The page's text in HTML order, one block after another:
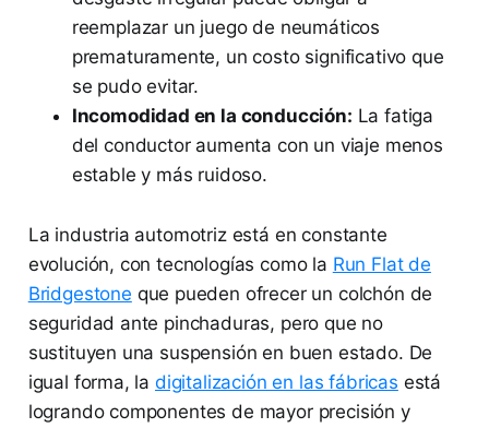
reemplazar un juego de neumáticos
prematuramente, un costo significativo que
se pudo evitar.
Incomodidad en la conducción: La fatiga
del conductor aumenta con un viaje menos
estable y más ruidoso.
La industria automotriz está en constante
evolución, con tecnologías como la Run Flat de
Bridgestone que pueden ofrecer un colchón de
seguridad ante pinchaduras, pero que no
sustituyen una suspensión en buen estado. De
igual forma, la digitalización en las fábricas está
logrando componentes de mayor precisión y